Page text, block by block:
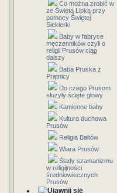
Co można zrobić w
ze Świętą Lipką przy
pomocy Świętej
Siekierki
Baby w fabryce
męczenników czyli o
religii Prusów ciąg
dalszy
Baba Pruska z
Prątnicy
Do czego Prusom
służyły ścięte głowy
Kamienne baby
Kultura duchowa
Prusów
Religia Bałtów
Wiara Prusów
Ślady szamanizmu
w religijności
średniowiecznych
Prusów